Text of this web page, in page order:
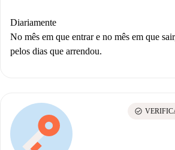
Diariamente
No mês em que entrar e no mês em que
pelos dias que arrendou.
check_circle